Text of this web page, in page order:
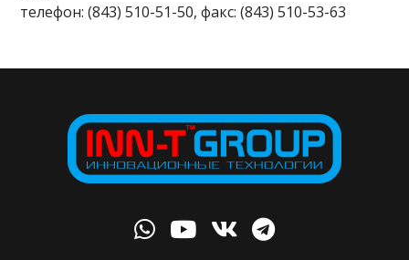
телефон: (843) 510-51-50, факс: (843) 510-53-63